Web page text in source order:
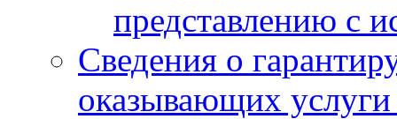
представлению с
Сведения о
оказывающих